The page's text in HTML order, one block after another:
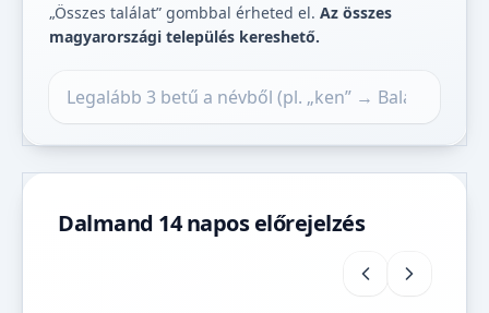
„Összes találat” gombbal érheted el. Az összes
magyarországi település kereshető.
Dalmand 14 napos előrejelzés